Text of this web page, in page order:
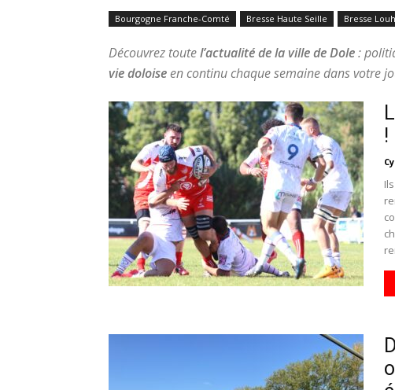
Bourgogne Franche-Comté Bresse Haute Seille Bresse
Découvrez toutel’actualité de la ville de Dole:
vie doloiseen continu chaque semaine dans votre
!